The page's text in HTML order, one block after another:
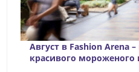
Август в Fashion Arena
красивого мороженого